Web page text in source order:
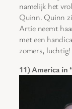
namelijk het
Quinn. Quinn
Artie neemt
met een
zomers, luchtig!
11) America in